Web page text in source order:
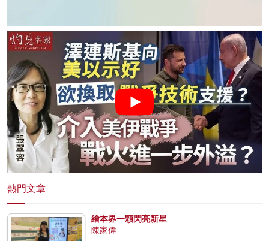
熱門文章
繪本界一顆閃亮新星
陳家偉